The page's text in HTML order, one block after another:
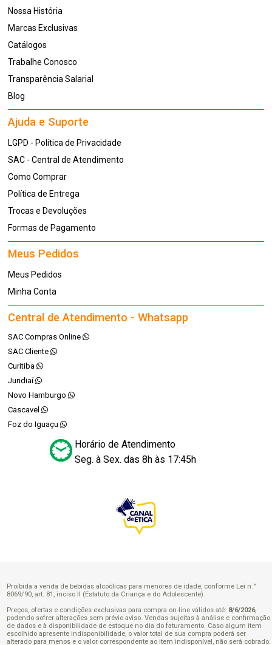
Nossa História
Marcas Exclusivas
Catálogos
Trabalhe Conosco
Transparência Salarial
Blog
Ajuda e Suporte
LGPD - Política de Privacidade
SAC - Central de Atendimento
Como Comprar
Política de Entrega
Trocas e Devoluções
Formas de Pagamento
Meus Pedidos
Meus Pedidos
Minha Conta
Central de Atendimento - Whatsapp
SAC Compras Online
SAC Cliente
Curitiba
Jundiaí
Novo Hamburgo
Cascavel
Foz do Iguaçu
Horário de Atendimento
Seg. à Sex. das 8h às 17:45h
Proibida a venda de bebidas alcoólicas para menores de idade, conforme Lei n.°
8069/90, art. 81, inciso II (Estatuto da Criança e do Adolescente).
Preços, ofertas e condições exclusivas para compra on-line válidos até: 8/6/2026,
podendo sofrer alterações sem prévio aviso. Vendas sujeitas à análise e confirmação
de dados e à disponibilidade de estoque no dia do faturamento. Caso algum item
escolhido apresente indisponibilidade, o valor total de sua compra poderá ser
alterado para menos e o valor correspondente ao item indisponível, não será cobrado.